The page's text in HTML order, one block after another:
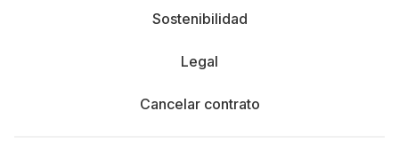
Sostenibilidad
Legal
Cancelar contrato